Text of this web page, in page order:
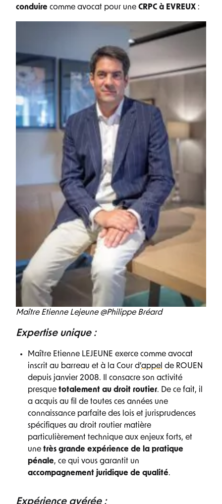
conduire comme avocat pour une CRPC à EVREUX :
Maître Etienne Lejeune @Philippe Bréard
Expertise unique :
Maître Etienne LEJEUNE exerce comme avocat
inscrit au barreau et à la Cour d’appel de ROUEN
depuis janvier 2008. Il consacre son activité
presque totalement au droit routier. De ce fait, il
a acquis au fil de toutes ces années une
connaissance parfaite des lois et jurisprudences
spécifiques au droit routier matière
particulièrement technique aux enjeux forts, et
une très grande expérience de la pratique
pénale, ce qui vous garantit un
accompagnement juridique de qualité.
Expérience avérée :